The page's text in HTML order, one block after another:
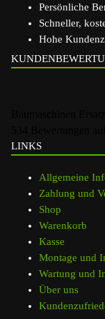
Persönliche
Schneller,
Hohe
LINKS
Allgemeine
Zahlung und
Shop
Warenkorb
Kasse
Montage und
Wartung und
Über uns